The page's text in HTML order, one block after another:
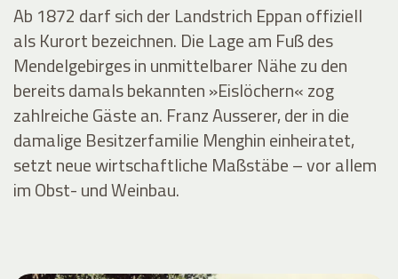
Ab 1872 darf sich der Landstrich Eppan offiziell
als Kurort bezeichnen. Die Lage am Fuß des
Mendelgebirges in unmittelbarer Nähe zu den
bereits damals bekannten »Eislöchern« zog
zahlreiche Gäste an. Franz Ausserer, der in die
damalige Besitzerfamilie Menghin einheiratet,
setzt neue wirtschaftliche Maßstäbe – vor allem
im Obst- und Weinbau.